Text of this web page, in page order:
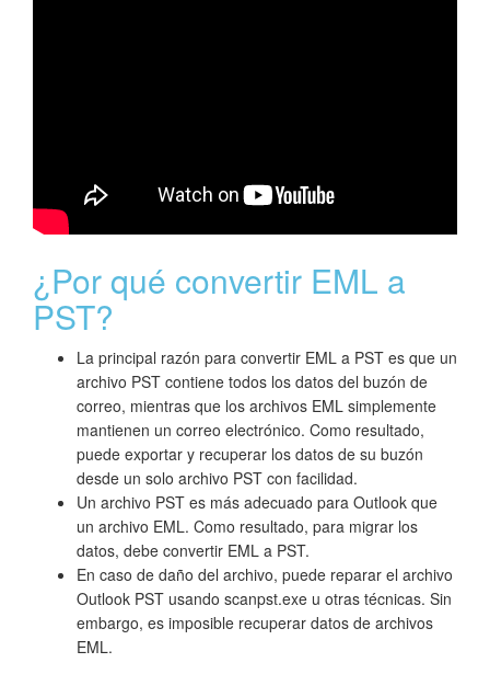
¿Por qué convertir EML a
PST?
La principal razón para convertir EML a PST es que un
archivo PST contiene todos los datos del buzón de
correo, mientras que los archivos EML simplemente
mantienen un correo electrónico. Como resultado,
puede exportar y recuperar los datos de su buzón
desde un solo archivo PST con facilidad.
Un archivo PST es más adecuado para Outlook que
un archivo EML. Como resultado, para migrar los
datos, debe convertir EML a PST.
En caso de daño del archivo, puede reparar el archivo
Outlook PST usando scanpst.exe u otras técnicas. Sin
embargo, es imposible recuperar datos de archivos
EML.